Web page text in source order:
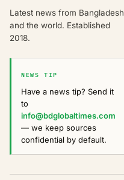
Latest news from Bangladesh
and the world. Established
2018.
NEWS TIP
Have a news tip? Send it
to
info@bdglobaltimes.com
— we keep sources
confidential by default.